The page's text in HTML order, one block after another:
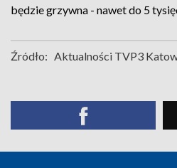
będzie grzywna - nawet do 5
Źródło: Aktualności TVP3